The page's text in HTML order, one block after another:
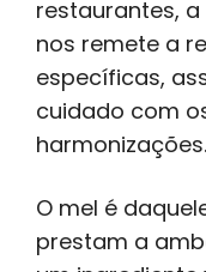
restaurantes,
nos remete a
específicas,
cuidado com
harmonizações.
O mel é
prestam a